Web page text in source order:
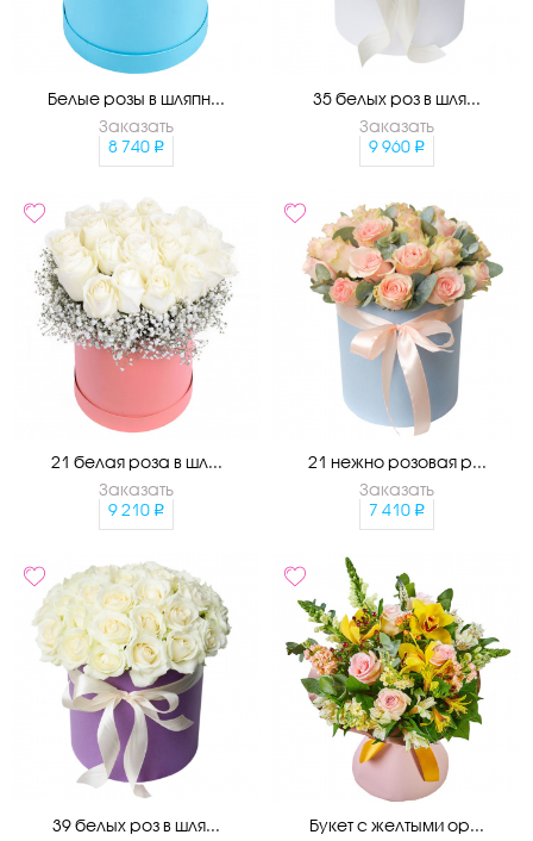
Белые розы в шляпн...
Заказать
8 740
35 белых роз в шля...
Заказать
9 960
21 белая роза в шл...
Заказать
9 210
21 нежно розовая р...
Заказать
7 410
39 белых роз в шля...
Букет с желтыми ор...